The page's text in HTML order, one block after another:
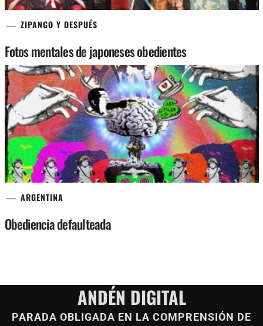
ZIPANGO Y DESPUÉS
Fotos mentales de japoneses obedientes
ARGENTINA
Obediencia defaulteada
ANDÉN DIGITAL
PARADA OBLIGADA EN LA COMPRENSIÓN DE